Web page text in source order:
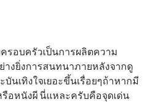
รอบครัวเป็นการผลิตความ
งยิ่งการสนทนาภายหลังจากดู
บันเทิงใจเยอะขึ้นเรื่อยๆถ้าหากมี
อหนังผี นี่แหละครับคือจุดเด่น